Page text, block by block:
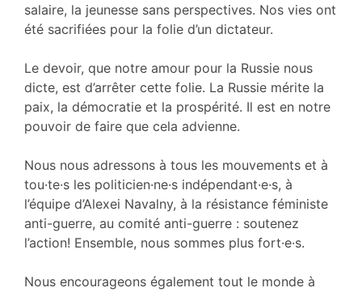
salaire, la jeunesse sans perspectives. Nos vies ont
été sacrifiées pour la folie d’un dictateur.
Le devoir, que notre amour pour la Russie nous
dicte, est d’arrêter cette folie. La Russie mérite la
paix, la démocratie et la prospérité. Il est en notre
pouvoir de faire que cela advienne.
Nous nous adressons à tous les mouvements et à
tou·te·s les politicien·ne·s indépendant·e·s, à
l’équipe d’Alexei Navalny, à la résistance féministe
anti-guerre, au comité anti-guerre : soutenez
l’action! Ensemble, nous sommes plus fort·e·s.
Nous encourageons également tout le monde à